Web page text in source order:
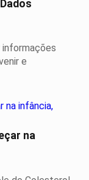
informações
e
na